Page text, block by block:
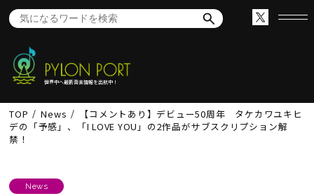
世界中へ最新音楽情報を出航中！
TOP News
【コメントあり】デビュー50周年 タケカワユキヒ
デの「予感」、「I LOVE YOU」の2作品がサブスクリプション解
禁！
News